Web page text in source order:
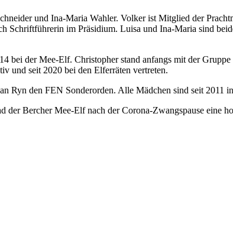
und Ina-Maria Wahler. Volker ist Mitglied der
Schriftführerin im Präsidium. Luisa und Ina-Maria sind
bei der Mee-Elf. Christopher stand anfangs mit der
und seit 2020 bei den Elferräten vertreten.
Ryn den FEN Sonderorden. Alle Mädchen sind seit 2011
Bercher Mee-Elf nach der Corona-Zwangspause eine